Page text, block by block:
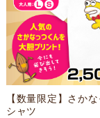
【数量限定】さか
シャツ